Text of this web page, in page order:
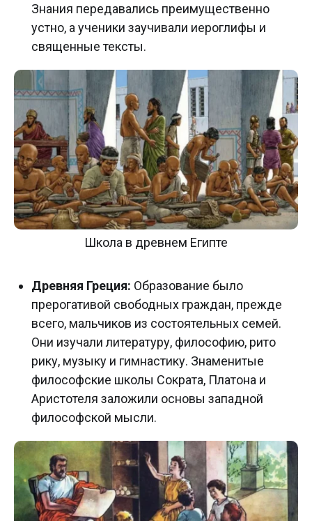
Знания передавались преимущественно
устно, а ученики заучивали иероглифы и
священные тексты.
Школа в древнем Египте
Древняя Греция: Образование было
прерогативой свободных граждан, прежде
всего, мальчиков из состоятельных семей.
Они изучали литературу, философию, рито
рику, музыку и гимнастику. Знаменитые
философские школы Сократа, Платона и
Аристотеля заложили основы западной
философской мысли.